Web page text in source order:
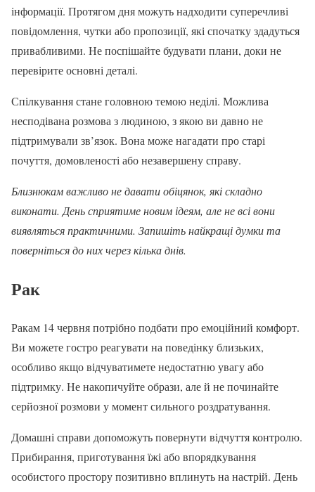
інформації. Протягом дня можуть надходити суперечливі
повідомлення, чутки або пропозиції, які спочатку здадуться
привабливими. Не поспішайте будувати плани, доки не
перевірите основні деталі.
Спілкування стане головною темою неділі. Можлива
несподівана розмова з людиною, з якою ви давно не
підтримували зв’язок. Вона може нагадати про старі
почуття, домовленості або незавершену справу.
Близнюкам важливо не давати обіцянок, які складно
виконати. День сприятиме новим ідеям, але не всі вони
виявляться практичними. Запишіть найкращі думки та
поверніться до них через кілька днів.
Рак
Ракам 14 червня потрібно подбати про емоційний комфорт.
Ви можете гостро реагувати на поведінку близьких,
особливо якщо відчуватимете недостатню увагу або
підтримку. Не накопичуйте образи, але й не починайте
серйозної розмови у момент сильного роздратування.
Домашні справи допоможуть повернути відчуття контролю.
Прибирання, приготування їжі або впорядкування
особистого простору позитивно вплинуть на настрій. День